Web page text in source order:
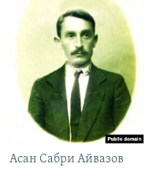
Асан Сабри Айвазов